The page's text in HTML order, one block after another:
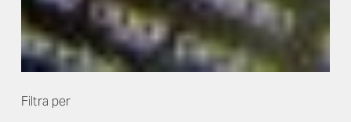
Filtra per